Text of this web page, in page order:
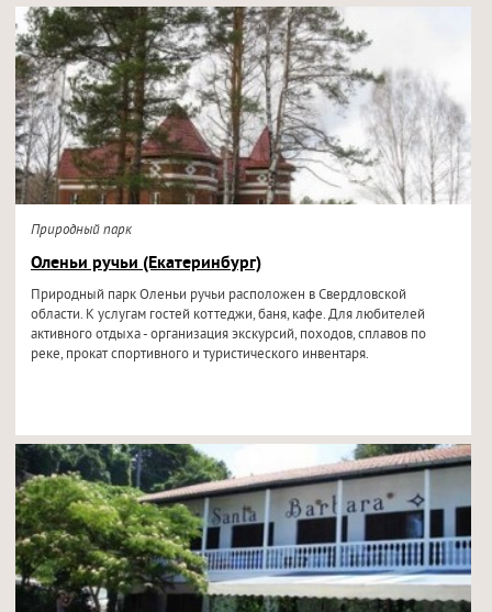
Природный парк
Оленьи ручьи (Екатеринбург)
Природный парк Оленьи ручьи расположен в Свердловской
области. К услугам гостей коттеджи, баня, кафе. Для любителей
активного отдыха - организация экскурсий, походов, сплавов по
реке, прокат спортивного и туристического инвентаря.